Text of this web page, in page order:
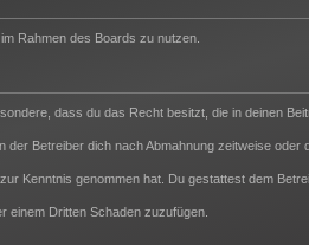
Rahmen des Boards zu nutzen.
dass du das Recht besitzt, die in deinen
Betreiber dich nach Abmahnung zeitweise oder
Kenntnis genommen hat. Du gestattest dem
einem Dritten Schaden zuzufügen.